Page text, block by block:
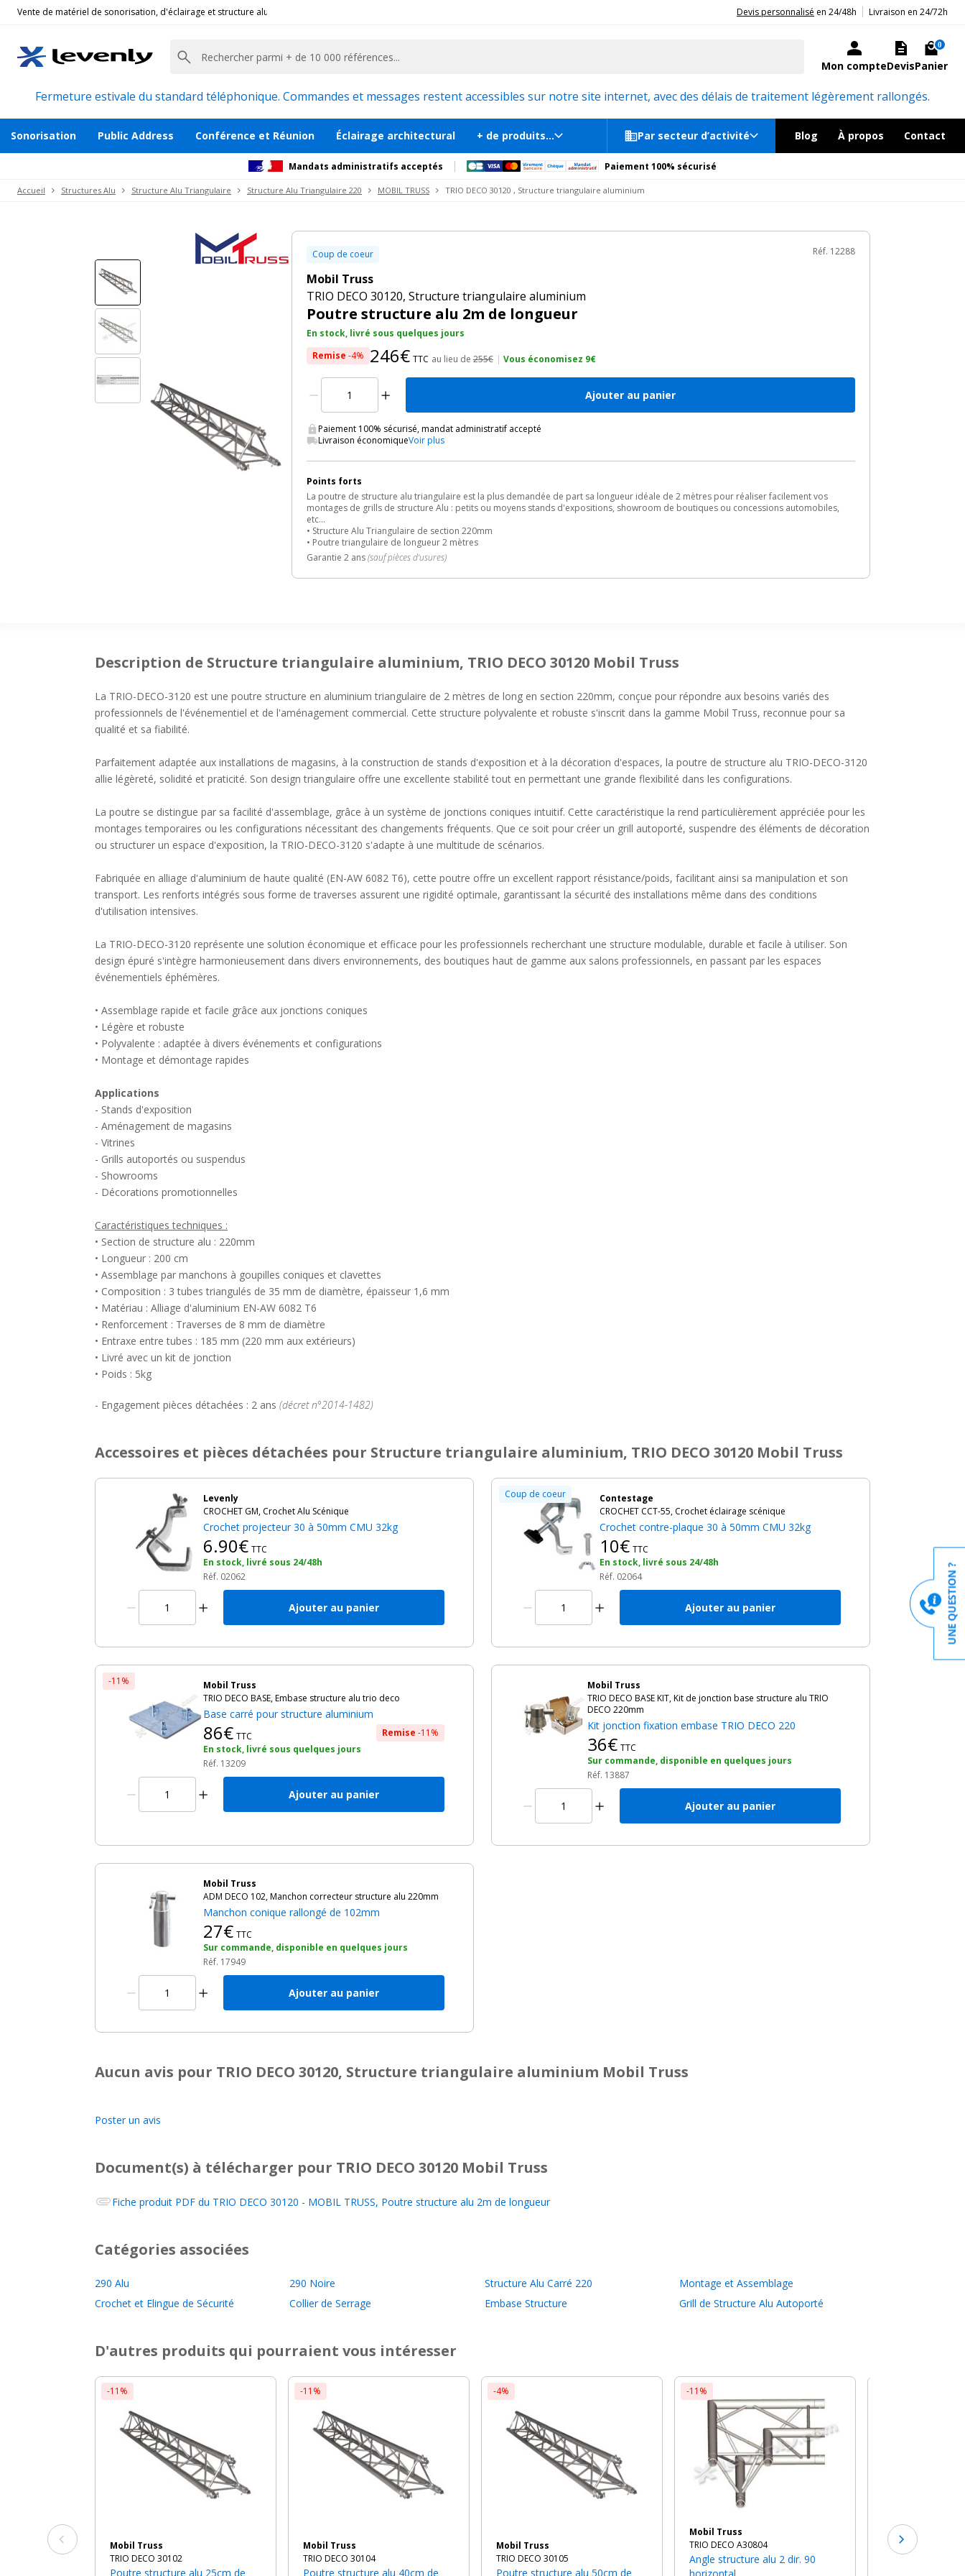
Vente de matériel de sonorisation, d'éclairage et structure alu pour l'évènementiel et la communication, stand exposition, scène, podium et estrade, etc. | 20ans d'expérience aux côtés des professionnels et acteurs publics.
Devis personnalisé en 24/48h Livraison en 24/72h
Mon compteDevisPanier
0
Fermeture estivale du standard téléphonique. Commandes et messages restent accessibles sur notre site internet, avec des délais de traitement légèrement rallongés.
Sonorisation Public Address Conférence et Réunion Éclairage architectural + de produits... Par secteur d’activité Blog À propos Contact
Mandats administratifs acceptés Paiement 100% sécurisé
Accueil Structures Alu Structure Alu Triangulaire Structure Alu Triangulaire 220 MOBIL TRUSS TRIO DECO 30120 , Structure triangulaire aluminium
Coup de coeur
Mobil Truss
TRIO DECO 30120, Structure triangulaire aluminium
Poutre structure alu 2m de longueur
Réf. 12288
En stock, livré sous quelques jours
Remise -4% 246€ TTC au lieu de 255€ | Vous économisez 9€
Ajouter au panier
Paiement 100% sécurisé, mandat administratif accepté
Livraison économiqueVoir plus
Points forts
La poutre de structure alu triangulaire est la plus demandée de part sa longueur idéale de 2 mètres pour réaliser facilement vos
montages de grills de structure Alu : petits ou moyens stands d'expositions, showroom de boutiques ou concessions automobiles,
etc...
• Structure Alu Triangulaire de section 220mm
• Poutre triangulaire de longueur 2 mètres
Garantie 2 ans(sauf pièces d'usures)
Description de Structure triangulaire aluminium, TRIO DECO 30120 Mobil Truss
La TRIO-DECO-3120 est une poutre structure en aluminium triangulaire de 2 mètres de long en section 220mm, conçue pour répondre aux besoins variés des
professionnels de l'événementiel et de l'aménagement commercial. Cette structure polyvalente et robuste s'inscrit dans la gamme Mobil Truss, reconnue pour sa
qualité et sa fiabilité.
Parfaitement adaptée aux installations de magasins, à la construction de stands d'exposition et à la décoration d'espaces, la poutre de structure alu TRIO-DECO-3120
allie légèreté, solidité et praticité. Son design triangulaire offre une excellente stabilité tout en permettant une grande flexibilité dans les configurations.
La poutre se distingue par sa facilité d'assemblage, grâce à un système de jonctions coniques intuitif. Cette caractéristique la rend particulièrement appréciée pour les
montages temporaires ou les configurations nécessitant des changements fréquents. Que ce soit pour créer un grill autoporté, suspendre des éléments de décoration
ou structurer un espace d'exposition, la TRIO-DECO-3120 s'adapte à une multitude de scénarios.
Fabriquée en alliage d'aluminium de haute qualité (EN-AW 6082 T6), cette poutre offre un excellent rapport résistance/poids, facilitant ainsi sa manipulation et son
transport. Les renforts intégrés sous forme de traverses assurent une rigidité optimale, garantissant la sécurité des installations même dans des conditions
d'utilisation intensives.
La TRIO-DECO-3120 représente une solution économique et efficace pour les professionnels recherchant une structure modulable, durable et facile à utiliser. Son
design épuré s'intègre harmonieusement dans divers environnements, des boutiques haut de gamme aux salons professionnels, en passant par les espaces
événementiels éphémères.
• Assemblage rapide et facile grâce aux jonctions coniques
• Légère et robuste
• Polyvalente : adaptée à divers événements et configurations
• Montage et démontage rapides
Applications
- Stands d'exposition
- Aménagement de magasins
- Vitrines
- Grills autoportés ou suspendus
- Showrooms
- Décorations promotionnelles
Caractéristiques techniques :
• Section de structure alu : 220mm
• Longueur : 200 cm
• Assemblage par manchons à goupilles coniques et clavettes
• Composition : 3 tubes triangulés de 35 mm de diamètre, épaisseur 1,6 mm
• Matériau : Alliage d'aluminium EN-AW 6082 T6
• Renforcement : Traverses de 8 mm de diamètre
• Entraxe entre tubes : 185 mm (220 mm aux extérieurs)
• Livré avec un kit de jonction
• Poids : 5kg
- Engagement pièces détachées : 2 ans (décret n°2014-1482)
Accessoires et pièces détachées pour Structure triangulaire aluminium, TRIO DECO 30120 Mobil Truss
Levenly
CROCHET GM, Crochet Alu Scénique
Crochet projecteur 30 à 50mm CMU 32kg
6.90€ TTC
En stock, livré sous 24/48h
Réf. 02062
Ajouter au panier
Coup de coeur
Contestage
CROCHET CCT-55, Crochet éclairage scénique
Crochet contre-plaque 30 à 50mm CMU 32kg
10€ TTC
En stock, livré sous 24/48h
Réf. 02064
Ajouter au panier
-11%
Mobil Truss
TRIO DECO BASE, Embase structure alu trio deco
Base carré pour structure aluminium
Remise -11%
86€ TTC
En stock, livré sous quelques jours
Réf. 13209
Ajouter au panier
Mobil Truss
TRIO DECO BASE KIT, Kit de jonction base structure alu TRIO
DECO 220mm
Kit jonction fixation embase TRIO DECO 220
36€ TTC
Sur commande, disponible en quelques jours
Réf. 13887
Ajouter au panier
Mobil Truss
ADM DECO 102, Manchon correcteur structure alu 220mm
Manchon conique rallongé de 102mm
27€ TTC
Sur commande, disponible en quelques jours
Réf. 17949
Ajouter au panier
Aucun avis pour TRIO DECO 30120, Structure triangulaire aluminium Mobil Truss
Poster un avis
Document(s) à télécharger pour TRIO DECO 30120 Mobil Truss
Fiche produit PDF du TRIO DECO 30120 - MOBIL TRUSS, Poutre structure alu 2m de longueur
Catégories associées
290 Alu 290 Noire Structure Alu Carré 220
Montage et Assemblage
Crochet et Elingue de Sécurité
Collier de Serrage Embase Structure Grill de Structure Alu Autoporté
D'autres produits qui pourraient vous intéresser
-11%
Mobil Truss
TRIO DECO 30102
Poutre structure alu 25cm de
-11%
Mobil Truss
TRIO DECO 30104
Poutre structure alu 40cm de
-4%
Mobil Truss
TRIO DECO 30105
Poutre structure alu 50cm de
-11%
Mobil Truss
TRIO DECO A30804
Angle structure alu 2 dir. 90